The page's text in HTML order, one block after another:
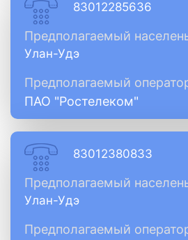
83012285636
Предполагаемый
Улан-Удэ
Предполагаемый
ПАО "Ростелеком"
83012380833
Предполагаемый
Улан-Удэ
Предполагаемый